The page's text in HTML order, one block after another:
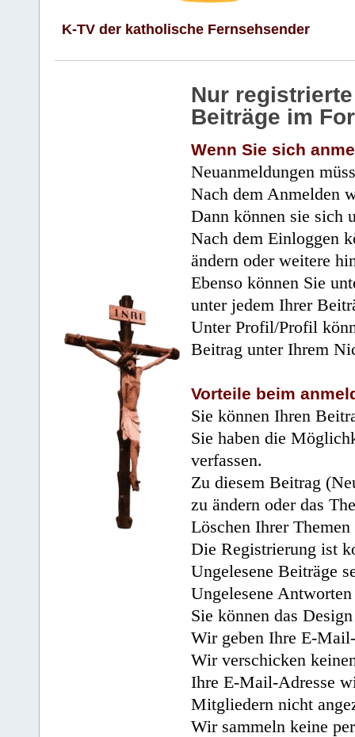
K-TV der katholische Fernsehsender
Nur
Beiträge im
Wenn Sie sich
Neuanmeldungen
Nach dem Anmelden
Dann können sie sich
Nach dem Einloggen
ändern oder weitere
Ebenso können Sie
unter jedem Ihrer
Unter Profil/Profil
Beitrag unter Ihrem
Vorteile beim
Sie können Ihren
Sie haben die
verfassen.
Zu diesem Beitrag
zu ändern oder das
Löschen Ihrer
Die Registrierung ist
Ungelesene Beiträge
Ungelesene
Sie können das
Wir geben Ihre E-
Wir verschicken
Ihre E-Mail-Adresse
Mitgliedern nicht
Wir sammeln keine